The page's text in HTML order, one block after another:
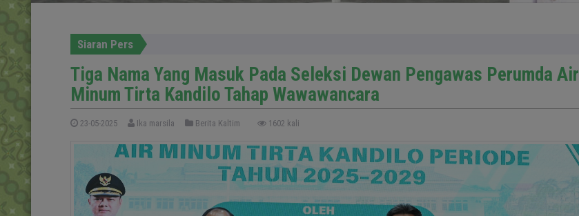
Siaran Pers
Tiga Nama Yang Masuk Pada Seleksi Dewan Pengawas Perumda Air
Minum Tirta Kandilo Tahap Wawawancara
23-05-2025 Ika marsila Berita Kaltim 1602 kali